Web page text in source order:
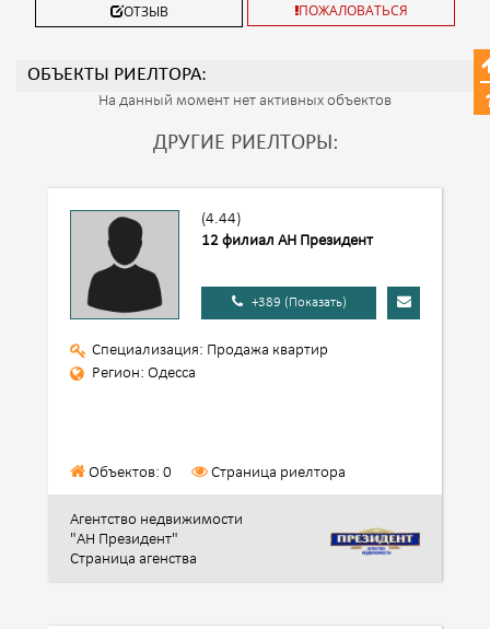
ОТЗЫВ ПОЖАЛОВАТЬСЯ
ОБЪЕКТЫ РИЕЛТОРА:
На данный момент нет активных объектов
ДРУГИЕ РИЕЛТОРЫ:
(4.44)
12 филиал АН Президент
+389 (Показать)
Специализация: Продажа квартир
Регион: Одесса
Объектов: 0 Страница риелтора
Агентство недвижимости
"АН Президент"
Страница агенства